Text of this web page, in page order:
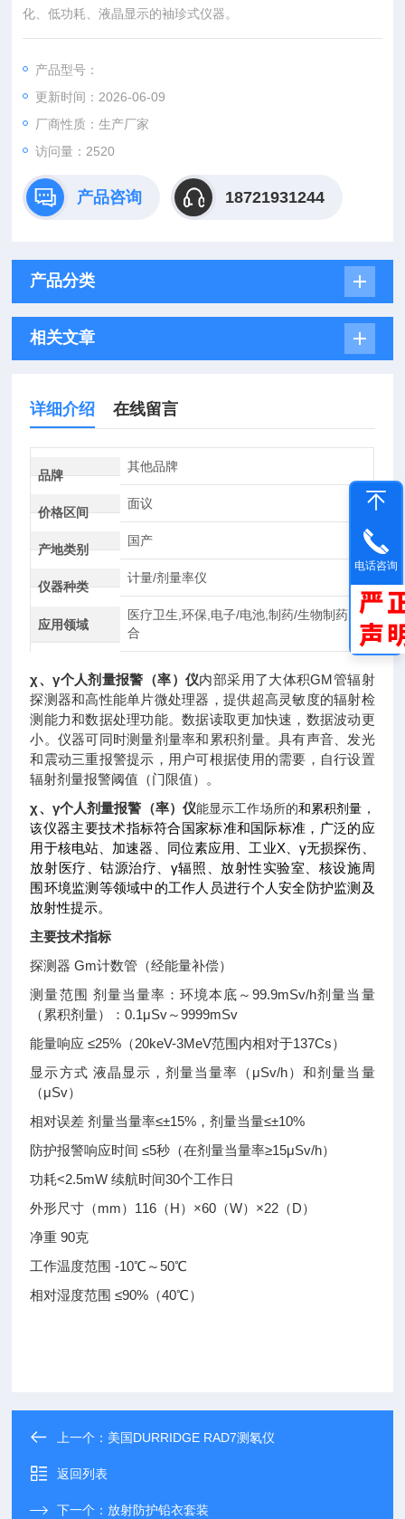
化、低功耗、液晶显示的袖珍式仪器。
产品型号：
更新时间：2026-06-09
厂商性质：生产厂家
访问量：2520
产品咨询 18721931244
产品分类
相关文章
详细介绍 在线留言
品牌
其他品牌
价格区间
面议
产地类别
国产
仪器种类
计量/剂量率仪
应用领域
医疗卫生,环保,电子/电池,制药/生物制药,综
合
χ、γ个人剂量报警（率）仪内部采用了大体积GM管辐射
探测器和高性能单片微处理器，提供超高灵敏度的辐射检
测能力和数据处理功能。数据读取更加快速，数据波动更
小。仪器可同时测量剂量率和累积剂量。具有声音、发光
和震动三重报警提示，用户可根据使用的需要，自行设置
辐射剂量报警阈值（门限值）。
χ、γ个人剂量报警（率）仪能显示工作场所的和累积剂量，
该仪器主要技术指标符合国家标准和国际标准，广泛的应
用于核电站、加速器、同位素应用、工业X、γ无损探伤、
放射医疗、钴源治疗、γ辐照、放射性实验室、核设施周
围环境监测等领域中的工作人员进行个人安全防护监测及
放射性提示。
主要技术指标
探测器 Gm计数管（经能量补偿）
测量范围 剂量当量率：环境本底～99.9mSv/h剂量当量
（累积剂量）：0.1μSv～9999mSv
能量响应 ≤25%（20keV-3MeV范围内相对于137Cs）
显示方式 液晶显示，剂量当量率（μSv/h）和剂量当量
（μSv）
相对误差 剂量当量率≤±15%，剂量当量≤±10%
防护报警响应时间 ≤5秒（在剂量当量率≥15μSv/h）
功耗<2.5mW 续航时间30个工作日
外形尺寸（mm）116（H）×60（W）×22（D）
净重 90克
工作温度范围 -10℃～50℃
相对湿度范围 ≤90%（40℃）
上一个： 美国DURRIDGE RAD7测氡仪
返回列表
下一个： 放射防护铅衣套装
电话咨询